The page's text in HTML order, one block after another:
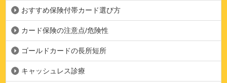
おすすめ保険付帯カード選び方
カード保険の注意点/危険性
ゴールドカードの長所短所
キャッシュレス診療